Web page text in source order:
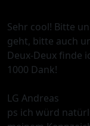
Sehr cool! Bitte
geht, bitte auch
Deux-Deux finde
1000 Dank!
LG Andreas
ps ich würd